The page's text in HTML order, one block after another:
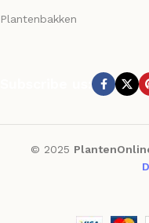
Plantenbakken
© 2025